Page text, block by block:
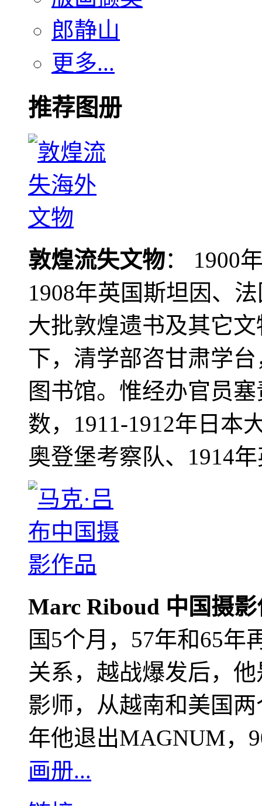
郎静山
更多...
推荐图册
敦煌流失文物： 1900
1908年英国斯坦因、
大批敦煌遗书及其它
下，清学部咨甘肃学
图书馆。惟经办官员
数，1911-1912年日本
奥登堡考察队、1914
Marc Riboud 中国摄
国5个月，57年和65年
关系，越战爆发后，
影师，从越南和美国
年他退出MAGNUM，
画册...